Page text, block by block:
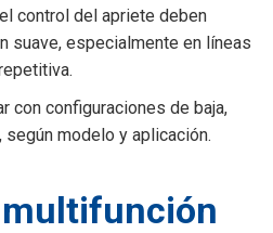
control del apriete deben
suave, especialmente en líneas
con configuraciones de baja,
modelo y aplicación.